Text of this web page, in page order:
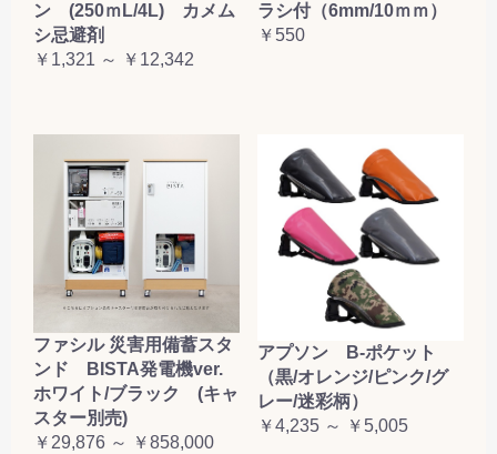
ン (250ｍL/4L) カメム
シ忌避剤
￥1,321 ～ ￥12,342
ラシ付（6mm/10ｍｍ）
￥550
ファシル 災害用備蓄スタ
ンド BISTA発電機ver.
ホワイト/ブラック (キャ
スター別売)
￥29,876 ～ ￥858,000
アプソン B-ポケット
（黒/オレンジ/ピンク/グ
レー/迷彩柄）
￥4,235 ～ ￥5,005